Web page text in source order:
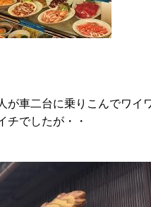
が車二台に乗りこんでワイ
チでしたが・・